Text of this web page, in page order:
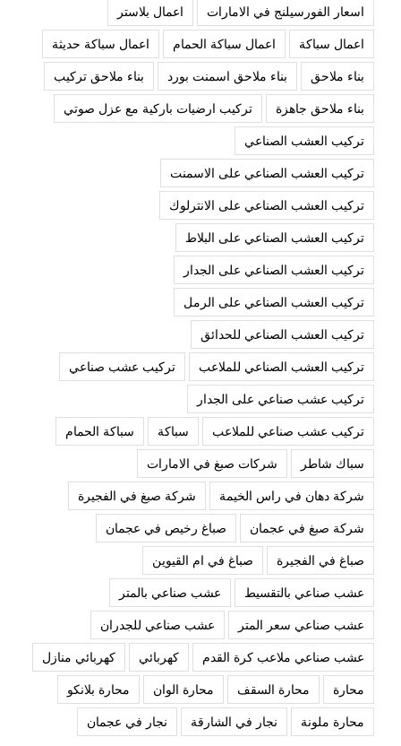
اسعار الفورسيلنج في الامارات
اعمال بلاستر
اعمال سباكة
اعمال سباكة الحمام
اعمال سباكة حديثة
بناء ملاحق
بناء ملاحق اسمنت بورد
بناء ملاحق تركيب
بناء ملاحق جاهزة
تركيب ارضيات باركية مع عزل صوتي
تركيب العشب الصناعي
تركيب العشب الصناعي على الاسمنت
تركيب العشب الصناعي على الانترلوك
تركيب العشب الصناعي على البلاط
تركيب العشب الصناعي على الجدار
تركيب العشب الصناعي على الرمل
تركيب العشب الصناعي للحدائق
تركيب العشب الصناعي للملاعب
تركيب عشب صناعي
تركيب عشب صناعي على الجدار
تركيب عشب صناعي للملاعب
سباكة
سباكة الحمام
سباك شاطر
شركات صبغ في الامارات
شركة دهان في راس الخيمة
شركة صبغ في الفجيرة
شركة صبغ في عجمان
صباغ رخيص في عجمان
صباغ في الفجيرة
صباغ في ام القيوين
عشب صناعي بالتقسيط
عشب صناعي بالمتر
عشب صناعي سعر المتر
عشب صناعي للجدران
عشب صناعي ملاعب كرة القدم
كهربائي
كهربائي منازل
محارة
محارة السقف محارة الوان
محارة بلانكو
محارة ملونة
نجار في الشارقة نجار في عجمان